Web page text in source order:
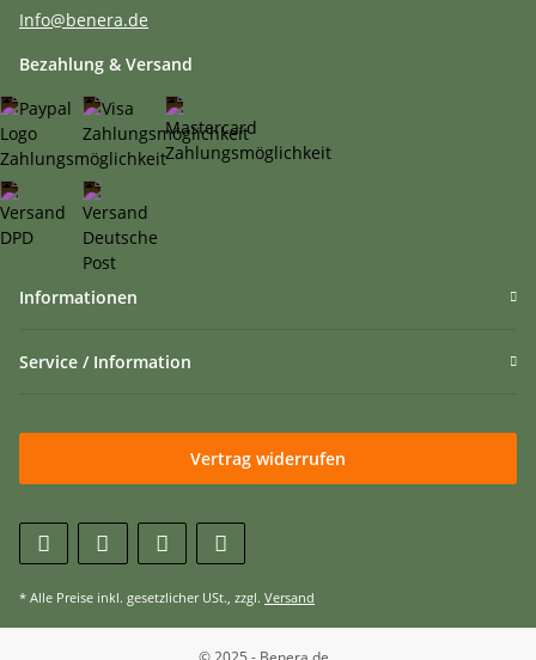
Info@benera.de
Bezahlung & Versand
Informationen
Service / Information
Vertrag widerrufen
* Alle Preise inkl. gesetzlicher USt., zzgl. Versand